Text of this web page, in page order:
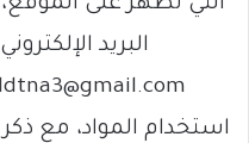
البريد
استخدام المواد، مع